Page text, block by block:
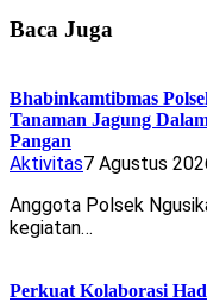
Baca Juga
Bhabinkamtibmas
Tanaman Jagung
Pangan
Aktivitas7 Agustus
Anggota Polsek
kegiatan…
Perkuat Kolaborasi